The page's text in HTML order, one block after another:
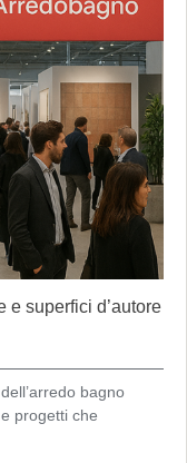
e superfici d’autore
bagno
progetti che